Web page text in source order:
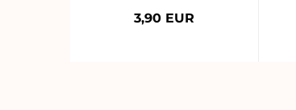
3,90 EUR